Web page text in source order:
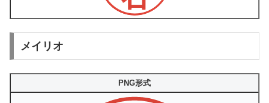
メイリオ
PNG形式